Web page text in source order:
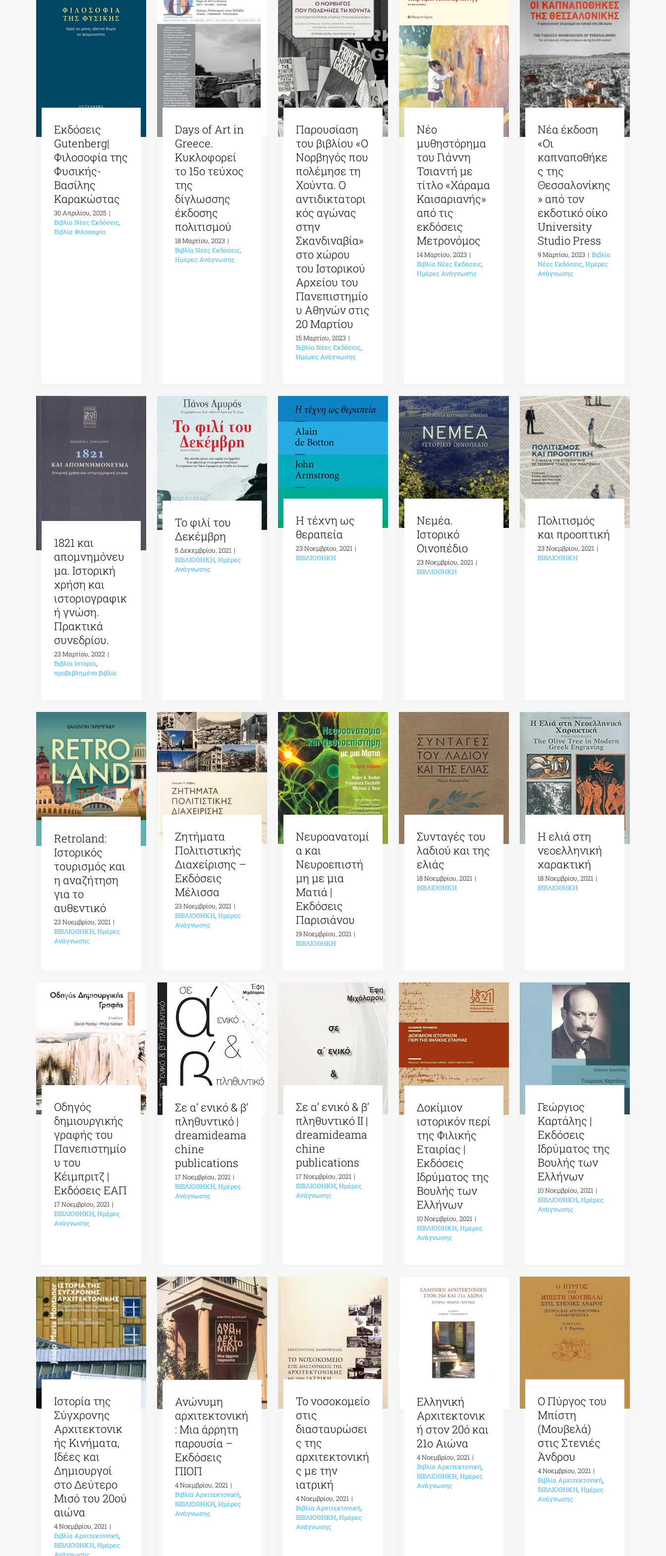
Εκδόσεις
Gutenberg|
Φιλοσοφία της
Φυσικής-
Βασίλης
Καρακώστας
30 Απριλίου, 2025 |
Βιβλία Νέες Εκδόσεις,
Βιβλία Φιλοσοφία
Days of Art in
Greece.
Κυκλοφορεί
το 15ο τεύχος
της
δίγλωσσης
έκδοσης
πολιτισμού
18 Μαρτίου, 2023 |
Βιβλία Νέες Εκδόσεις,
Ημέρες Ανάγνωσης
Παρουσίαση
του βιβλίου «Ο
Νορβηγός που
πολέμησε τη
Χούντα. Ο
αντιδικτατορι
κός αγώνας
στην
Σκανδιναβία»
στο χώρου
του Ιστορικού
Αρχείου του
Πανεπιστημίο
υ Αθηνών στις
20 Μαρτίου
15 Μαρτίου, 2023 |
Βιβλία Νέες Εκδόσεις,
Ημέρες Ανάγνωσης
Νέο
μυθηστόρημα
του Γιάννη
Τσιαντή με
τίτλο «Χάραμα
Καισαριανής»
από τις
εκδόσεις
Μετρονόμος
14 Μαρτίου, 2023 |
Βιβλία Νέες Εκδόσεις,
Ημέρες Ανάγνωσης
Νέα έκδοση
«Οι
καπναποθήκε
ς της
Θεσσαλονίκης
» από τον
εκδοτικό οίκο
University
Studio Press
9 Μαρτίου, 2023 | Βιβλία
Νέες Εκδόσεις,Ημέρες
Ανάγνωσης
1821 και
απομνημόνευ
μα. Ιστορική
χρήση και
ιστοριογραφικ
ή γνώση.
Πρακτικά
συνεδρίου.
23 Μαρτίου, 2022 |
Βιβλία Ιστορία,
προβεβλημένο βιβλίο
Το φιλί του
Δεκέμβρη
5 Δεκεμβρίου, 2021 |
ΒΙΒΛΙΟΘΗΚΗ,Ημέρες
Ανάγνωσης
Η τέχνη ως
θεραπεία
23 Νοεμβρίου, 2021 |
ΒΙΒΛΙΟΘΗΚΗ
Νεμέα.
Ιστορικό
Οινοπέδιο
23 Νοεμβρίου, 2021 |
ΒΙΒΛΙΟΘΗΚΗ
Πολιτισμός
και προοπτική
23 Νοεμβρίου, 2021 |
ΒΙΒΛΙΟΘΗΚΗ
Retroland:
Ιστορικός
τουρισμός και
η αναζήτηση
για το
αυθεντικό
23 Νοεμβρίου, 2021 |
ΒΙΒΛΙΟΘΗΚΗ,Ημέρες
Ανάγνωσης
Ζητήματα
Πολιτιστικής
Διαχείρισης –
Εκδόσεις
Μέλισσα
23 Νοεμβρίου, 2021 |
ΒΙΒΛΙΟΘΗΚΗ,Ημέρες
Ανάγνωσης
Νευροανατομί
α και
Νευροεπιστή
μη με μια
Ματιά |
Εκδόσεις
Παρισιάνου
19 Νοεμβρίου, 2021 |
ΒΙΒΛΙΟΘΗΚΗ
Συνταγές του
λαδιού και της
ελιάς
18 Νοεμβρίου, 2021 |
ΒΙΒΛΙΟΘΗΚΗ
Η ελιά στη
νεοελληνική
χαρακτική
18 Νοεμβρίου, 2021 |
ΒΙΒΛΙΟΘΗΚΗ
Οδηγός
δημιουργικής
γραφής του
Πανεπιστημίο
υ του
Κέιμπριτζ |
Εκδόσεις ΕΑΠ
17 Νοεμβρίου, 2021 |
ΒΙΒΛΙΟΘΗΚΗ,Ημέρες
Ανάγνωσης
Σε α’ ενικό & β’
πληθυντικό |
dreamideama
chine
publications
17 Νοεμβρίου, 2021 |
ΒΙΒΛΙΟΘΗΚΗ,Ημέρες
Ανάγνωσης
Σε α’ ενικό & β’
πληθυντικό II |
dreamideama
chine
publications
17 Νοεμβρίου, 2021 |
ΒΙΒΛΙΟΘΗΚΗ,Ημέρες
Ανάγνωσης
Δοκίμιον
ιστορικόν περί
της Φιλικής
Εταιρίας |
Εκδόσεις
Ιδρύματος της
Βουλής των
Ελλήνων
10 Νοεμβρίου, 2021 |
ΒΙΒΛΙΟΘΗΚΗ,Ημέρες
Ανάγνωσης
Γεώργιος
Καρτάλης |
Εκδόσεις
Ιδρύματος της
Βουλής των
Ελλήνων
10 Νοεμβρίου, 2021 |
ΒΙΒΛΙΟΘΗΚΗ,Ημέρες
Ανάγνωσης
Ιστορία της
Σύγχρονης
Αρχιτεκτονικ
ής Κινήματα,
Ιδέες και
Δημιουργοί
στο Δεύτερο
Μισό του 20ού
αιώνα
4 Νοεμβρίου, 2021 |
Βιβλία Αρχιτεκτονική,
ΒΙΒΛΙΟΘΗΚΗ,Ημέρες
Ανώνυμη
αρχιτεκτονική
: Μια άρρητη
παρουσία –
Εκδόσεις
ΠΙΟΠ
4 Νοεμβρίου, 2021 |
Βιβλία Αρχιτεκτονική,
ΒΙΒΛΙΟΘΗΚΗ,Ημέρες
Ανάγνωσης
Το νοσοκομείο
στις
διασταυρώσει
ς της
αρχιτεκτονική
ς με την
ιατρική
4 Νοεμβρίου, 2021 |
Βιβλία Αρχιτεκτονική,
ΒΙΒΛΙΟΘΗΚΗ,Ημέρες
Ανάγνωσης
Ελληνική
Αρχιτεκτονικ
ή στον 20ό και
21ο Αιώνα
4 Νοεμβρίου, 2021 |
Βιβλία Αρχιτεκτονική,
ΒΙΒΛΙΟΘΗΚΗ,Ημέρες
Ανάγνωσης
Ο Πύργος του
Μπίστη
(Μουβελά)
στις Στενιές
Άνδρου
4 Νοεμβρίου, 2021 |
Βιβλία Αρχιτεκτονική,
ΒΙΒΛΙΟΘΗΚΗ,Ημέρες
Ανάγνωσης